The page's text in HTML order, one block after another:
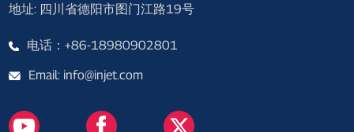
地址: 四川省德阳市图门江路19号
电话：+86-18980902801
Email: info@injet.com